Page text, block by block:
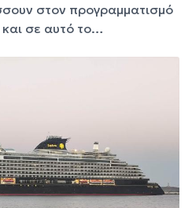
στον προγραμματισμό
σε αυτό το…